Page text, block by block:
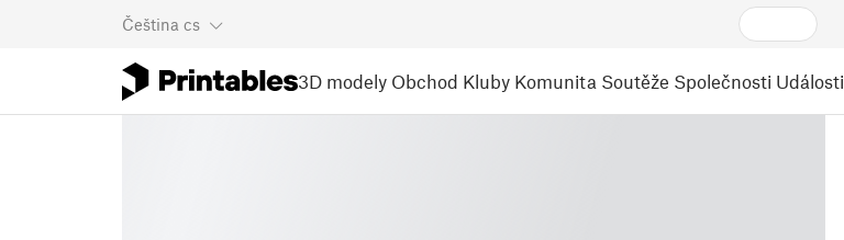
Čeština cs
3D modely Obchod Kluby Komunita Soutěže Společnosti Události